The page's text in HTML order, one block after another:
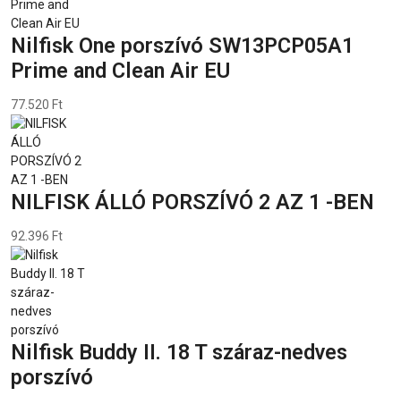
Nilfisk One porszívó SW13PCP05A1
Prime and Clean Air EU
77.520 Ft
NILFISK ÁLLÓ PORSZÍVÓ 2 AZ 1 -BEN
92.396 Ft
Nilfisk Buddy II. 18 T száraz-nedves
porszívó